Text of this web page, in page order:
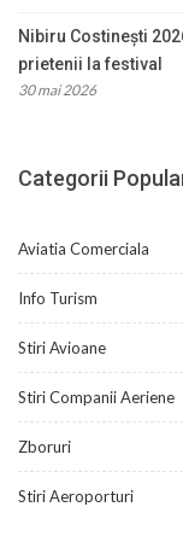
Nibiru Costinești
prietenii la festival
30 mai 2026
Categorii
Aviatia Comerciala
Info Turism
Stiri Avioane
Stiri Companii Aeriene
Zboruri
Stiri Aeroporturi